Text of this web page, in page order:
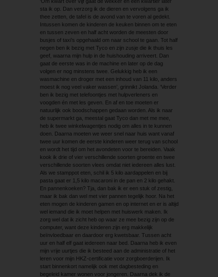
sta ik op. Dan verzorg ik de dieren en vervolgens ga ik
thee zetten, de tafel is de avond van te voren al gedekt.
Intussen komen de kinderen de keuken binnen om te eten
en tussen zeven en half acht worden de meesten door
busjes of taxi’s opgehaald om naar school te gaan. Tot half
negen ben ik bezig met Tyco en zijn zusje die ik thuis les
geef, waarna mijn hulp in de huishouding arriveert. Dan
gaat de eerste was in de machine en later op de dag
volgen er nog minstens twee. Gelukkig heb ik een
wasmachine en droger met een inhoud van 11 kilo, anders
moest ik nog veel vaker wassen’, grinnikt Jolanda. ‘Verder
ben ik bezig met telefoontjes met hulpverleners en
voogden én met les geven. En af en toe moeten er
natuurlijk ook boodschappen gedaan worden. Als ik naar
de supermarkt ga, meestal gaat Tyco dan met me mee,
heb ik twee winkelwagentjes nodig om alles in te kunnen
doen. Daarna moeten we weer snel naar huis want vanaf
twee uur komen de eerste kinderen weer terug van school
en wordt het tijd om het avondeten voor te bereiden. Vaak
kook ik drie of vier verschillende soorten groente en twee
verschillende soorten vlees omdat niet iedereen alles lust.
Als we stamppot eten, schil ik 5 kilo aardappelen en bij
pasta gaat er 1,5 kilo macaroni in de pan en 2 kilo gehakt.
En pannenkoeken? Tja, dan bak ik er een stuk of zestig,
maar ik bak dan wel met vier pannen tegelijk hoor. Na het
eten mogen de kinderen gamen en op internet en er is altijd
wel iemand die ik moet helpen met huiswerk maken. Ik
zorg wel dat ik zicht heb op waar ze mee bezig zijn op de
computer, want deze kinderen zijn erg makkelijk
beïnvloedbaar en daardoor erg kwetsbaar. Tussen acht
uur en half elf gaat iedereen naar bed. Daarna heb ik even
mijn vrije uurtjes die ik besteed aan de administratie of het
leren voor mijn HKZ-certificatie voor zorgboerderijen. Ik
start binnenkort namelijk ook met dag­besteding en
begeleid kamer wonen voor jongeren. Daarna dek ik de